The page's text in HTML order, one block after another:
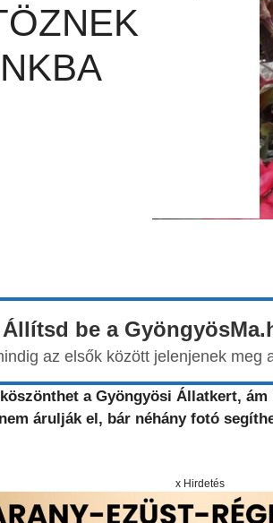
Állítsd be a
az elsők között jelenjenek meg
a Gyöngyösi Állatkert,
árulják el, bár néhány fotó
x Hirdetés